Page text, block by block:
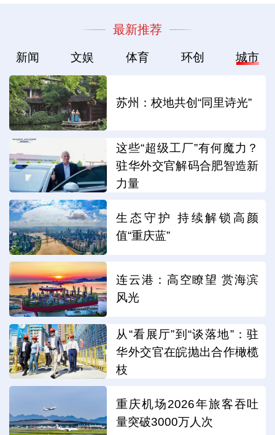
最新推荐
新闻 文娱 体育 环创 城市
苏州：校地共创“同里诗光”
这些“超级工厂”有何魔力？
驻华外交官解码合肥智造新
力量
生态守护 持续解锁高颜
值“重庆蓝”
连云港：高空瞭望 赏海滨
风光
从“看展厅”到“谈落地”：驻
华外交官在皖抛出合作橄榄
枝
重庆机场2026年旅客吞吐
量突破3000万人次